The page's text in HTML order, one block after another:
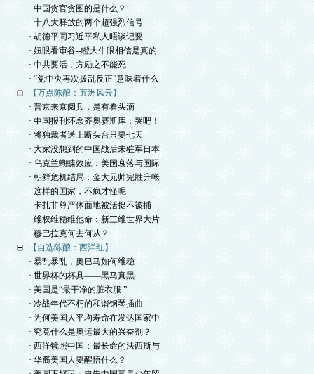
· 中国贪官贪图的是什么？
· 十八大释放的两个超强烈信号
· 胡德平同习近平私人晤谈记要
· 妞眼看审谷--瞪大牛眼相信是真的
· 中共要活，方励之不能死
· “党中央再次拨乱反正”意味着什么
【万点陈酿：五洲风云】
· 普京来京阅兵，是有看头滴
· 中国报刊怀念齐奥赛斯库：哭吧！
· 将独裁者送上断头台只要七天
· 大家没想到的中国战后未驻军日本
· 乌克兰蝴蝶效应：美国衰落与国际
· 朝鲜危机结局：金大元帅完胜升帐
· 这样的国家，不疯才怪呢
· 卡扎非尊严体面地被活捉不被捕
· 维权维稳维他命：新三维世界大片
· 穆巴拉克何去何从？
【自选陈酿：西洋红】
· 暴乱暴乱，奥巴马如何维稳
· 世界杯的杯具——黑马真黑
· 美国是“最干净的脏衣服 ”
· 冷战年代不朽的和谐钢琴插曲
· 为何美国人平均寿命在发达国家中
· 究竟什么是奥运最大的兴奋剂？
· 西洋镜照中国：最长命的法西斯与
· 华裔美国人要醒悟什么？